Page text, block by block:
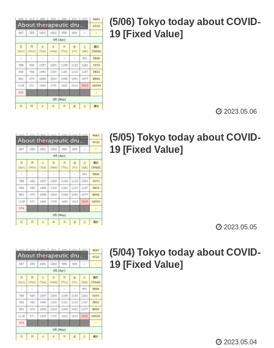
About therapeutic drugs and vaccines
(5/06) Tokyo today about COVID-
19 [Fixed Value]
2023.05.06
(5/05) Tokyo today about COVID-
19 [Fixed Value]
2023.05.05
About therapeutic drugs and vaccines
(5/04) Tokyo today about COVID-
19 [Fixed Value]
2023.05.04